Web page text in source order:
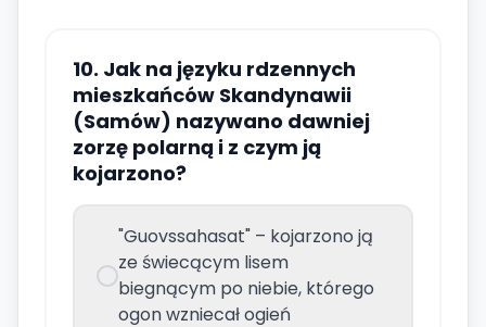
10. Jak na języku rdzennych
mieszkańców Skandynawii
(Samów) nazywano dawniej
zorzę polarną i z czym ją
kojarzono?
"Guovssahasat" – kojarzono ją
ze świecącym lisem
biegnącym po niebie, którego
ogon wzniecał ogień